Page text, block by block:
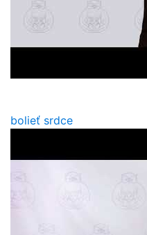
bolieť srdce